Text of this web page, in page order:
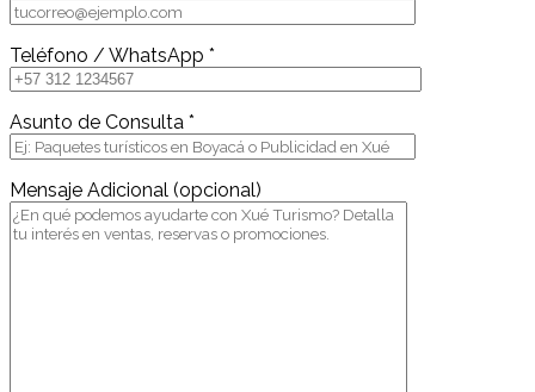
Teléfono / WhatsApp *
Asunto de Consulta *
Mensaje Adicional (opcional)